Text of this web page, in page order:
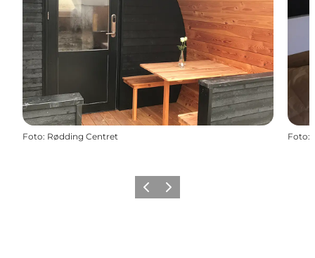
Foto: Rødding Centret Foto:
Vorige Volgende